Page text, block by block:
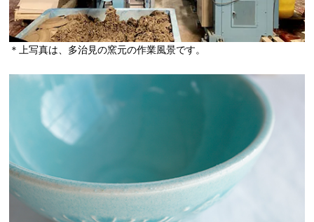
＊上写真は、多治見の窯元の作業風景です。